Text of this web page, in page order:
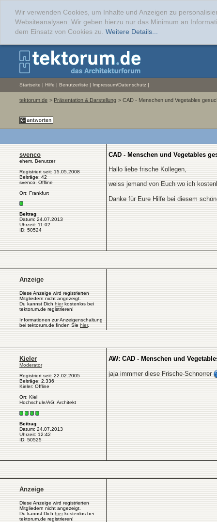
Wir verwenden Cookies, um Inhalte und Anzeigen zu
Websiteanalysen. Wir geben hierzu nur das Minimum an
dem Einsatz von Cookies zu. Weitere Details...
Startseite | Hilfe | Benutzerliste | Impressum/Datenschutz |
tektorum.de > Präsentation & Darstellung > CAD - Menschen und Vegetables
svenco
ehem. Benutzer
Registriert seit: 15.05.2008
Beiträge: 42
svenco: Offline
Ort: Frankfurt
Beitrag
Datum: 24.07.2013
Uhrzeit: 11:02
ID: 50524
CAD - Menschen und Vegetables
Hallo liebe frische Kollegen,
weiss jemand von Euch wo ich
Danke für Eure Hilfe bei diesem
Anzeige
Diese Anzeige wird registrierten
Mitgliedern nicht angezeigt.
Du kannst Dich hierkostenlos bei
tektorum.de registrieren!
Informationen zur Anzeigenschaltung
bei tektorum.de finden Sie hier.
Kieler
Moderator
Registriert seit: 22.02.2005
Beiträge: 2.336
Kieler: Offline
Ort: Kiel
Hochschule/AG: Architekt
Beitrag
Datum: 24.07.2013
Uhrzeit: 12:42
ID: 50525
AW: CAD - Menschen und
jaja immmer diese Frische-Schnorrer
Anzeige
Diese Anzeige wird registrierten
Mitgliedern nicht angezeigt.
Du kannst Dich hierkostenlos bei
tektorum.de registrieren!